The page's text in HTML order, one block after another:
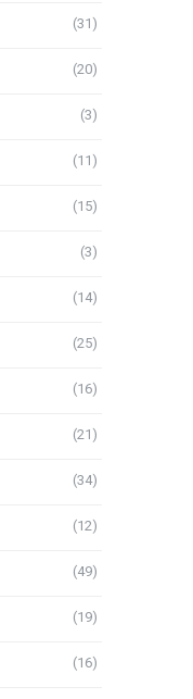
(31)
(20)
(3)
(11)
(15)
(3)
(14)
(25)
(16)
(21)
(34)
(12)
(49)
(19)
(16)